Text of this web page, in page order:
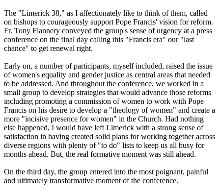
The "Limerick 38," as I affectionately like to think of them, called
on bishops to courageously support Pope Francis' vision for reform.
Fr. Tony Flannery conveyed the group's sense of urgency at a press
conference on the final day calling this "Francis era" our "last
chance" to get renewal right.
Early on, a number of participants, myself included, raised the issue
of women's equality and gender justice as central areas that needed
to be addressed. And throughout the conference, we worked in a
small group to develop strategies that would advance those reforms
including promoting a commission of women to work with Pope
Francis on his desire to develop a "theology of women" and create a
more "incisive presence for women" in the Church. Had nothing
else happened, I would have left Limerick with a strong sense of
satisfaction in having created solid plans for working together across
diverse regions with plenty of "to do" lists to keep us all busy for
months ahead. But, the real formative moment was still ahead.
On the third day, the group entered into the most poignant, painful
and ultimately transformative moment of the conference.